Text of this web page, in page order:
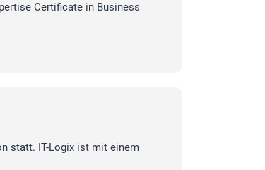
Certificate in Business
statt. IT-Logix ist mit einem